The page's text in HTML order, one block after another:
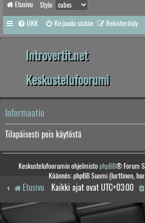
Etusivu Style:
UKK Kirjaudu sisään Rekisteröidy
Introvertit.net
Keskustelufoorumi
Informaatio
Tilapäisesti pois käytöstä
Keskustelufoorumin ohjelmistophpBB® Forum
Käännös: phpBB Suomi (lurttinen,
Etusivu Kaikki ajat ovat UTC+03:00